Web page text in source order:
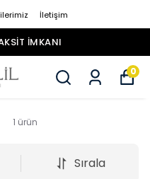
İletişim
İMKANI
0
1 ürün
Sırala